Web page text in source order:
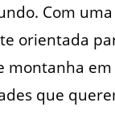
Com
orientada
em
que